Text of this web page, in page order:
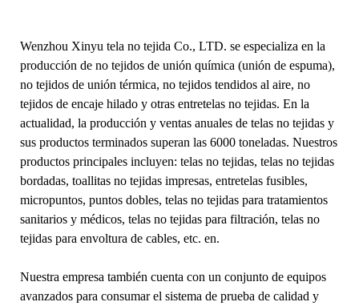
Wenzhou Xinyu tela no tejida Co., LTD. se especializa en la
producción de no tejidos de unión química (unión de espuma),
no tejidos de unión térmica, no tejidos tendidos al aire, no
tejidos de encaje hilado y otras entretelas no tejidas. En la
actualidad, la producción y ventas anuales de telas no tejidas y
sus productos terminados superan las 6000 toneladas. Nuestros
productos principales incluyen: telas no tejidas, telas no tejidas
bordadas, toallitas no tejidas impresas, entretelas fusibles,
micropuntos, puntos dobles, telas no tejidas para tratamientos
sanitarios y médicos, telas no tejidas para filtración, telas no
tejidas para envoltura de cables, etc. en.
Nuestra empresa también cuenta con un conjunto de equipos
avanzados para consumar el sistema de prueba de calidad y